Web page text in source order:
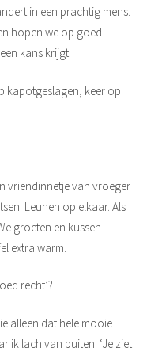
in een prachtig mens.
hopen we op goed
kans krijgt.
kapotgeslagen, keer op
vriendinnetje van vroeger
Leunen op elkaar. Als
groeten en kussen
extra warm.
recht’?
alleen dat hele mooie
ik lach van buiten. ‘Je ziet